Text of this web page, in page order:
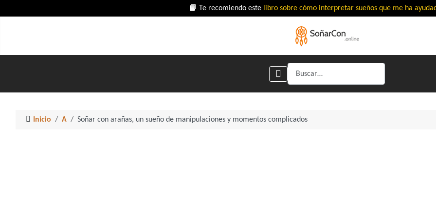
📘 Te recomiendo este libro sobre cómo interpretar sueños que me ha
Buscar
Inicio A Soñar con arañas, un sueño de manipulaciones y momentos complicados